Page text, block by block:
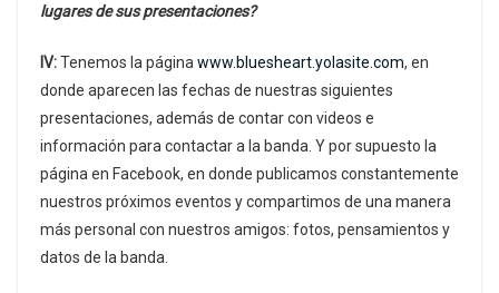
lugares de sus presentaciones?
IV:Tenemos la página www.bluesheart.yolasite.com, en
donde aparecen las fechas de nuestras siguientes
presentaciones, además de contar con videos e
información para contactar a la banda. Y por supuesto la
página en Facebook, en donde publicamos constantemente
nuestros próximos eventos y compartimos de una manera
más personal con nuestros amigos: fotos, pensamientos y
datos de la banda.